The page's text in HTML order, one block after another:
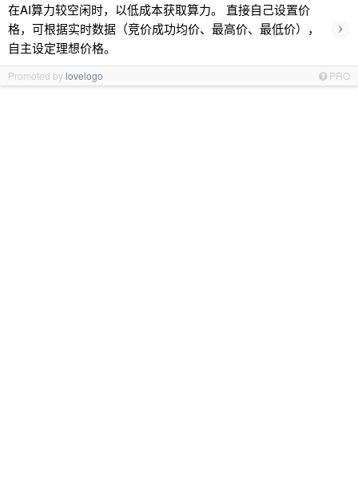
在AI算力较空闲时，以低成本获取算力。 直接自己设置价
格，可根据实时数据（竞价成功均价、最高价、最低价），
自主设定理想价格。
›
Promoted bylovelogo PRO